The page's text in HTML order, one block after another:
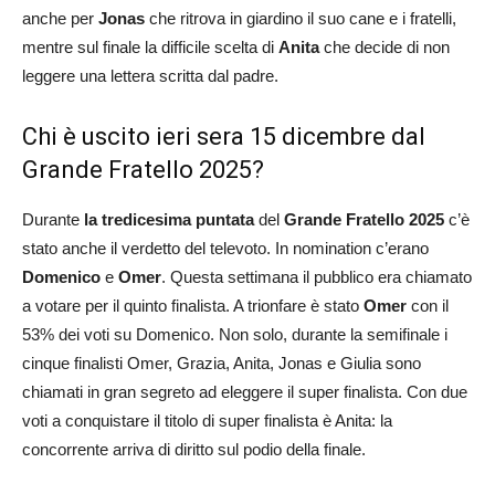
anche per Jonas che ritrova in giardino il suo cane e i fratelli,
mentre sul finale la difficile scelta di Anitache decide di non
leggere una lettera scritta dal padre.
Chi è uscito ieri sera 15 dicembre dal
Grande Fratello 2025?
Durante la tredicesima puntatadel Grande Fratello 2025 c’è
stato anche il verdetto del televoto. In nomination c’erano
Domenico e Omer. Questa settimana il pubblico era chiamato
a votare per il quinto finalista. A trionfare è stato Omer con il
53% dei voti su Domenico. Non solo, durante la semifinale i
cinque finalisti Omer, Grazia, Anita, Jonas e Giulia sono
chiamati in gran segreto ad eleggere il super finalista. Con due
voti a conquistare il titolo di super finalista è Anita: la
concorrente arriva di diritto sul podio della finale.